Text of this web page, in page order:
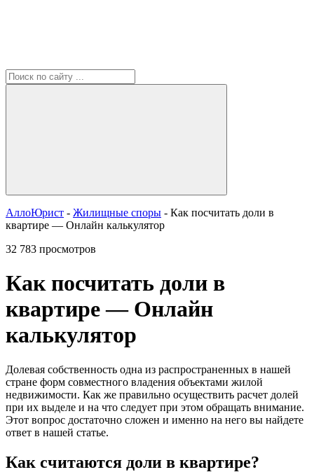
АллоЮрист - Жилищные споры - Как посчитать доли в
квартире — Онлайн калькулятор
32 783 просмотров
Как посчитать доли в
квартире — Онлайн
калькулятор
Долевая собственность одна из распространенных в нашей
стране форм совместного владения объектами жилой
недвижимости. Как же правильно осуществить расчет долей
при их выделе и на что следует при этом обращать внимание.
Этот вопрос достаточно сложен и именно на него вы найдете
ответ в нашей статье.
Как считаются доли в квартире?